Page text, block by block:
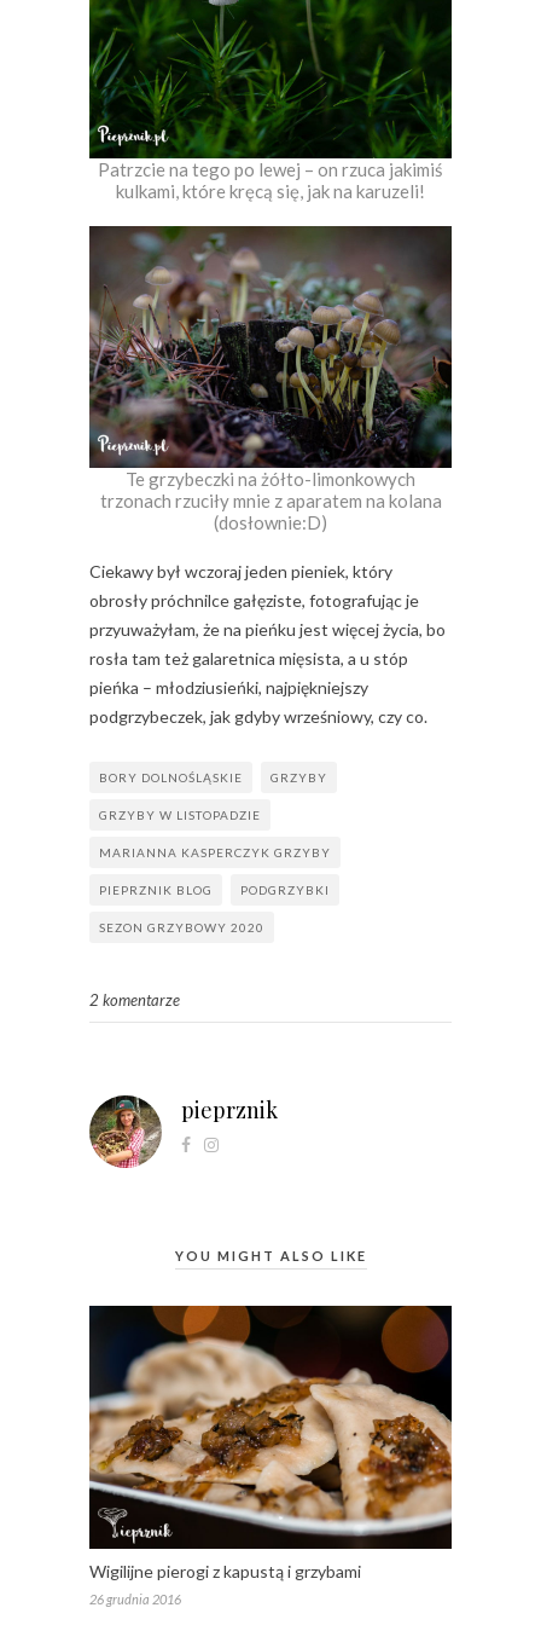
Patrzcie na tego po lewej – on rzuca jakimiś
kulkami, które kręcą się, jak na karuzeli!
Te grzybeczki na żółto-limonkowych
trzonach rzuciły mnie z aparatem na kolana
(dosłownie:D)
Ciekawy był wczoraj jeden pieniek, który
obrosły próchnilce gałęziste, fotografując je
przyuważyłam, że na pieńku jest więcej życia, bo
rosła tam też galaretnica mięsista, a u stóp
pieńka – młodziusieńki, najpiękniejszy
podgrzybeczek, jak gdyby wrześniowy, czy co.
BORY DOLNOŚLĄSKIE GRZYBY
GRZYBY W LISTOPADZIE
MARIANNA KASPERCZYK GRZYBY
PIEPRZNIK BLOG PODGRZYBKI
SEZON GRZYBOWY 2020
2 komentarze
pieprznik
YOU MIGHT ALSO LIKE
Wigilijne pierogi z kapustą i grzybami
26 grudnia 2016